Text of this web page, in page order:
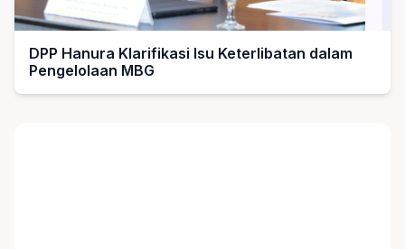
DPP Hanura Klarifikasi Isu Keterlibatan dalam
Pengelolaan MBG